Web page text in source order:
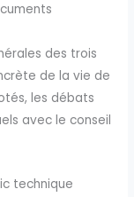
des trois
de la vie de
les débats
avec le conseil
technique